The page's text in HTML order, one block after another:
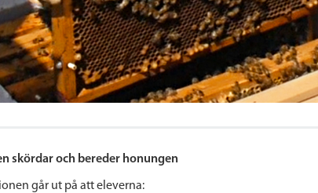
skördar och bereder honungen
går ut på att eleverna: